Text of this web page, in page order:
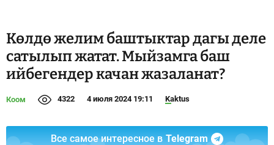
Көлдө желим баштыктар дагы деле
сатылып жатат. Мыйзамга баш
ийбегендер качан жазаланат?
Коом 4322 4 июля 2024 19:11 Kaktus
Все самое интересное в Telegram